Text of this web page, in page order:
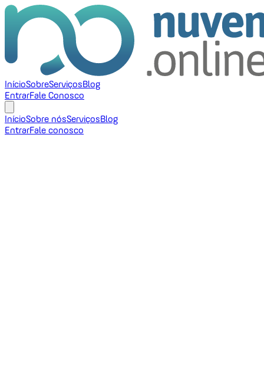
InícioSobreServiçosBlog
EntrarFale Conosco
InícioSobre nósServiçosBlog
EntrarFale conosco